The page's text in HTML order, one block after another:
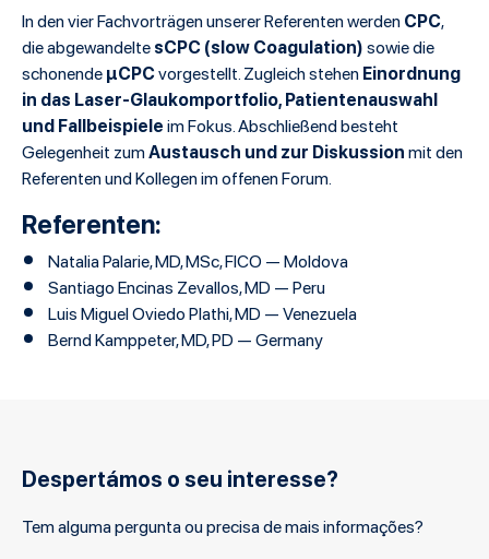
In den vier Fachvorträgen unserer Referenten werdenCPC,
die abgewandeltesCPC (slow Coagulation)sowie die
schonendeµCPCvorgestellt. Zugleich stehenEinordnung
in das Laser-Glaukomportfolio, Patientenauswahl
und Fallbeispieleim Fokus. Abschließend besteht
Gelegenheit zumAustausch und zur Diskussionmit den
Referenten und Kollegen im offenen Forum.
Referenten:
Natalia Palarie, MD, MSc, FICO — Moldova
Santiago Encinas Zevallos, MD — Peru
Luis Miguel Oviedo Plathi, MD — Venezuela
Bernd Kamppeter, MD, PD — Germany
Despertámos o seu interesse?
Tem alguma pergunta ou precisa de mais informações?